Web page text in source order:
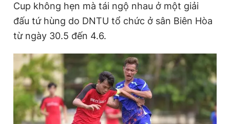
Cup không hẹn mà tái ngộ nhau ở một giải
đấu tứ hùng do DNTU tổ chức ở sân Biên Hòa
từ ngày 30.5 đến 4.6.